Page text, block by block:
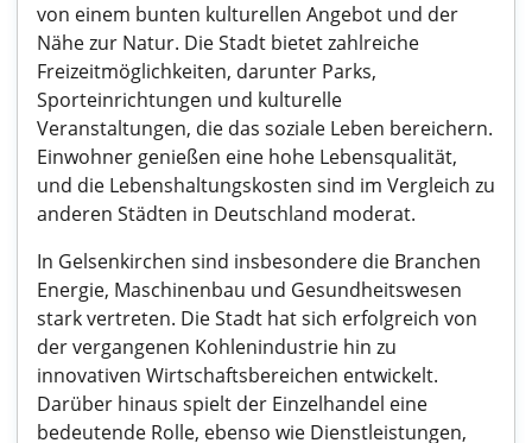
von einem bunten kulturellen Angebot und der
Nähe zur Natur. Die Stadt bietet zahlreiche
Freizeitmöglichkeiten, darunter Parks,
Sporteinrichtungen und kulturelle
Veranstaltungen, die das soziale Leben bereichern.
Einwohner genießen eine hohe Lebensqualität,
und die Lebenshaltungskosten sind im Vergleich zu
anderen Städten in Deutschland moderat.
In Gelsenkirchen sind insbesondere die Branchen
Energie, Maschinenbau und Gesundheitswesen
stark vertreten. Die Stadt hat sich erfolgreich von
der vergangenen Kohlenindustrie hin zu
innovativen Wirtschaftsbereichen entwickelt.
Darüber hinaus spielt der Einzelhandel eine
bedeutende Rolle, ebenso wie Dienstleistungen,